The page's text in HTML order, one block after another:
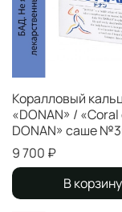
Коралловый
«DONAN» /
DONAN» саше
9 700 ₽
В корзину